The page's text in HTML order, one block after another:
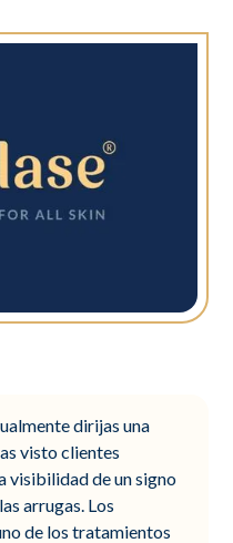
dirijas una
visto clientes
visibilidad de un signo
arrugas. Los
de los tratamientos